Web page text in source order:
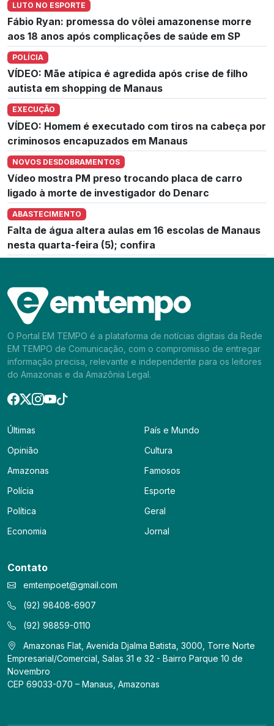
LUTO NO ESPORTE
Fábio Ryan: promessa do vôlei amazonense morre
aos 18 anos após complicações de saúde em SP
POLÍCIA
VÍDEO: Mãe atípica é agredida após crise de filho
autista em shopping de Manaus
EXECUÇÃO
VÍDEO: Homem é executado com tiros na cabeça por
criminosos encapuzados em Manaus
NOVOS DESDOBRAMENTOS
Vídeo mostra PM preso trocando placa de carro
ligado à morte de investigador do Denarc
ABASTECIMENTO
Falta de água altera aulas em 16 escolas de Manaus
nesta quarta-feira (5); confira
O Portal EM TEMPO é a plataforma de notícias digitais da Rede
EM TEMPO de Comunicação, com o compromisso de entregar
informação precisa, relevante e independente para os leitores
do Amazonas e da Amazônia Legal.
Últimas
Opinião
Amazonas
Polícia
Política
Economia
País e Mundo
Cultura
Famosos
Esporte
Geral
Jornal
Contato
emtempoet@gmail.com
(92) 98408-6907
(92) 98859-0110
Amazonas Flat, Avenida Djalma Batista, 3000, Torre Norte
Empresarial/Comercial, Salas 31 e 32 - Bairro Parque 10 de
Novembro
CEP 69033-070 – Manaus, Amazonas